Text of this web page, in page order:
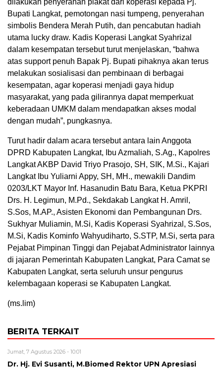
dilakukan penyerahan plakat dari koperasi kepada Pj.
Bupati Langkat, pemotongan nasi tumpeng, penyerahan
simbolis Bendera Merah Putih, dan pencabutan hadiah
utama lucky draw. Kadis Koperasi Langkat Syahrizal
dalam kesempatan tersebut turut menjelaskan, “bahwa
atas support penuh Bapak Pj. Bupati pihaknya akan terus
melakukan sosialisasi dan pembinaan di berbagai
kesempatan, agar koperasi menjadi gaya hidup
masyarakat, yang pada gilirannya dapat memperkuat
keberadaan UMKM dalam mendapatkan akses modal
dengan mudah”, pungkasnya.
Turut hadir dalam acara tersebut antara lain Anggota
DPRD Kabupaten Langkat, Ibu Azmaliah, S.Ag., Kapolres
Langkat AKBP David Triyo Prasojo, SH, SIK, M.Si., Kajari
Langkat Ibu Yuliarni Appy, SH, MH., mewakili Dandim
0203/LKT Mayor Inf. Hasanudin Batu Bara, Ketua PKPRI
Drs. H. Legimun, M.Pd., Sekdakab Langkat H. Amril,
S.Sos, M.AP., Asisten Ekonomi dan Pembangunan Drs.
Sukhyar Muliamin, M.Si, Kadis Koperasi Syahrizal, S.Sos,
M.Si, Kadis Kominfo Wahyudiharto, S.STP, M.Si, serta para
Pejabat Pimpinan Tinggi dan Pejabat Administrator lainnya
di jajaran Pemerintah Kabupaten Langkat, Para Camat se
Kabupaten Langkat, serta seluruh unsur pengurus
kelembagaan koperasi se Kabupaten Langkat.
(ms.lim)
BERITA TERKAIT
Jumat, 7 Agustus 2026 - 10:01
Dr. Hj. Evi Susanti, M.Biomed Rektor UPN Apresiasi